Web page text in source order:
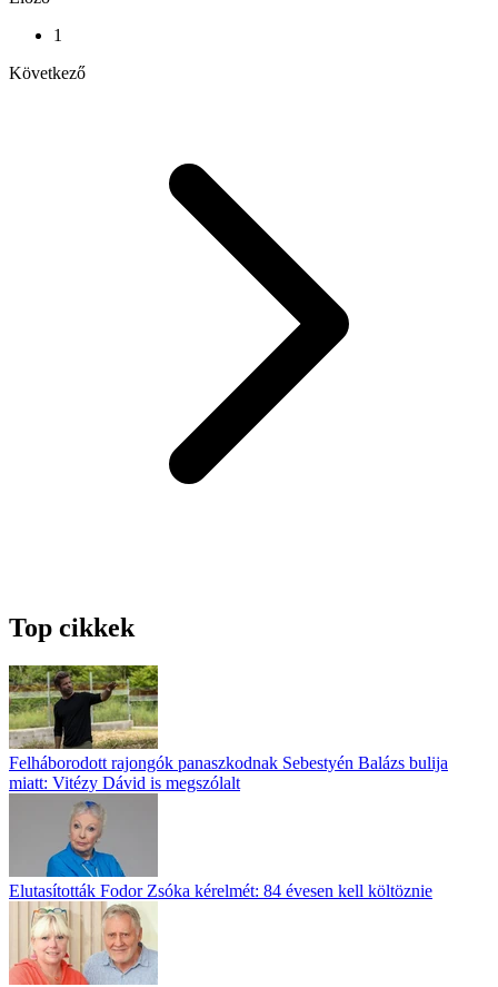
1
Következő
Top cikkek
Felháborodott rajongók panaszkodnak Sebestyén Balázs bulija
miatt: Vitézy Dávid is megszólalt
Elutasították Fodor Zsóka kérelmét: 84 évesen kell költöznie